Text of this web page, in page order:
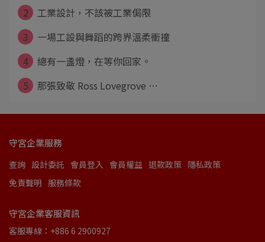
2
工業設計，不該被工業侷限
3
一場工設與舞蹈的跨界溫柔衝撞
4
總有一盞燈，在等你回家。
5
那張致敬 Ross Lovegrove ⋯
守宮企業服務
查詢 設計委託 會員登入 會員權益 退款政策 隱私政策
免責聲明 服務條款
守宮企業客服資訊
客服專線：+886 6 2900927